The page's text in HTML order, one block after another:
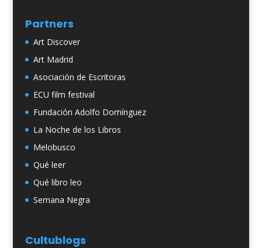
Partners
Art Discover
Art Madrid
Asociación de Escritoras
ECU film festival
Fundación Adolfo Domínguez
La Noche de los Libros
Melobusco
Qué leer
Qué libro leo
Semana Negra
Cultublogs